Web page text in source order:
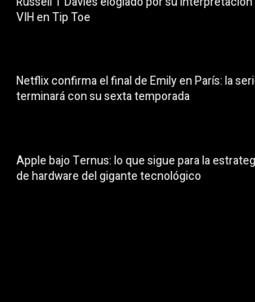
VIH en Tip Toe
Netflix confirma el final de Emily en París: la
terminará con su sexta temporada
Apple bajo Ternus: lo que sigue para la
de hardware del gigante tecnológico